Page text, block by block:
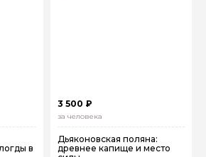
в
3 500 ₽
за человека
Дьяконовская поляна:
древнее капище и место